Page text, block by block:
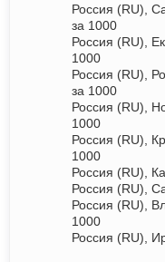
Россия (RU),
за 1000
Россия (RU),
1000
Россия (RU),
за 1000
Россия (RU),
1000
Россия (RU),
1000
Россия (RU),
Россия (RU),
Россия (RU),
1000
Россия (RU),